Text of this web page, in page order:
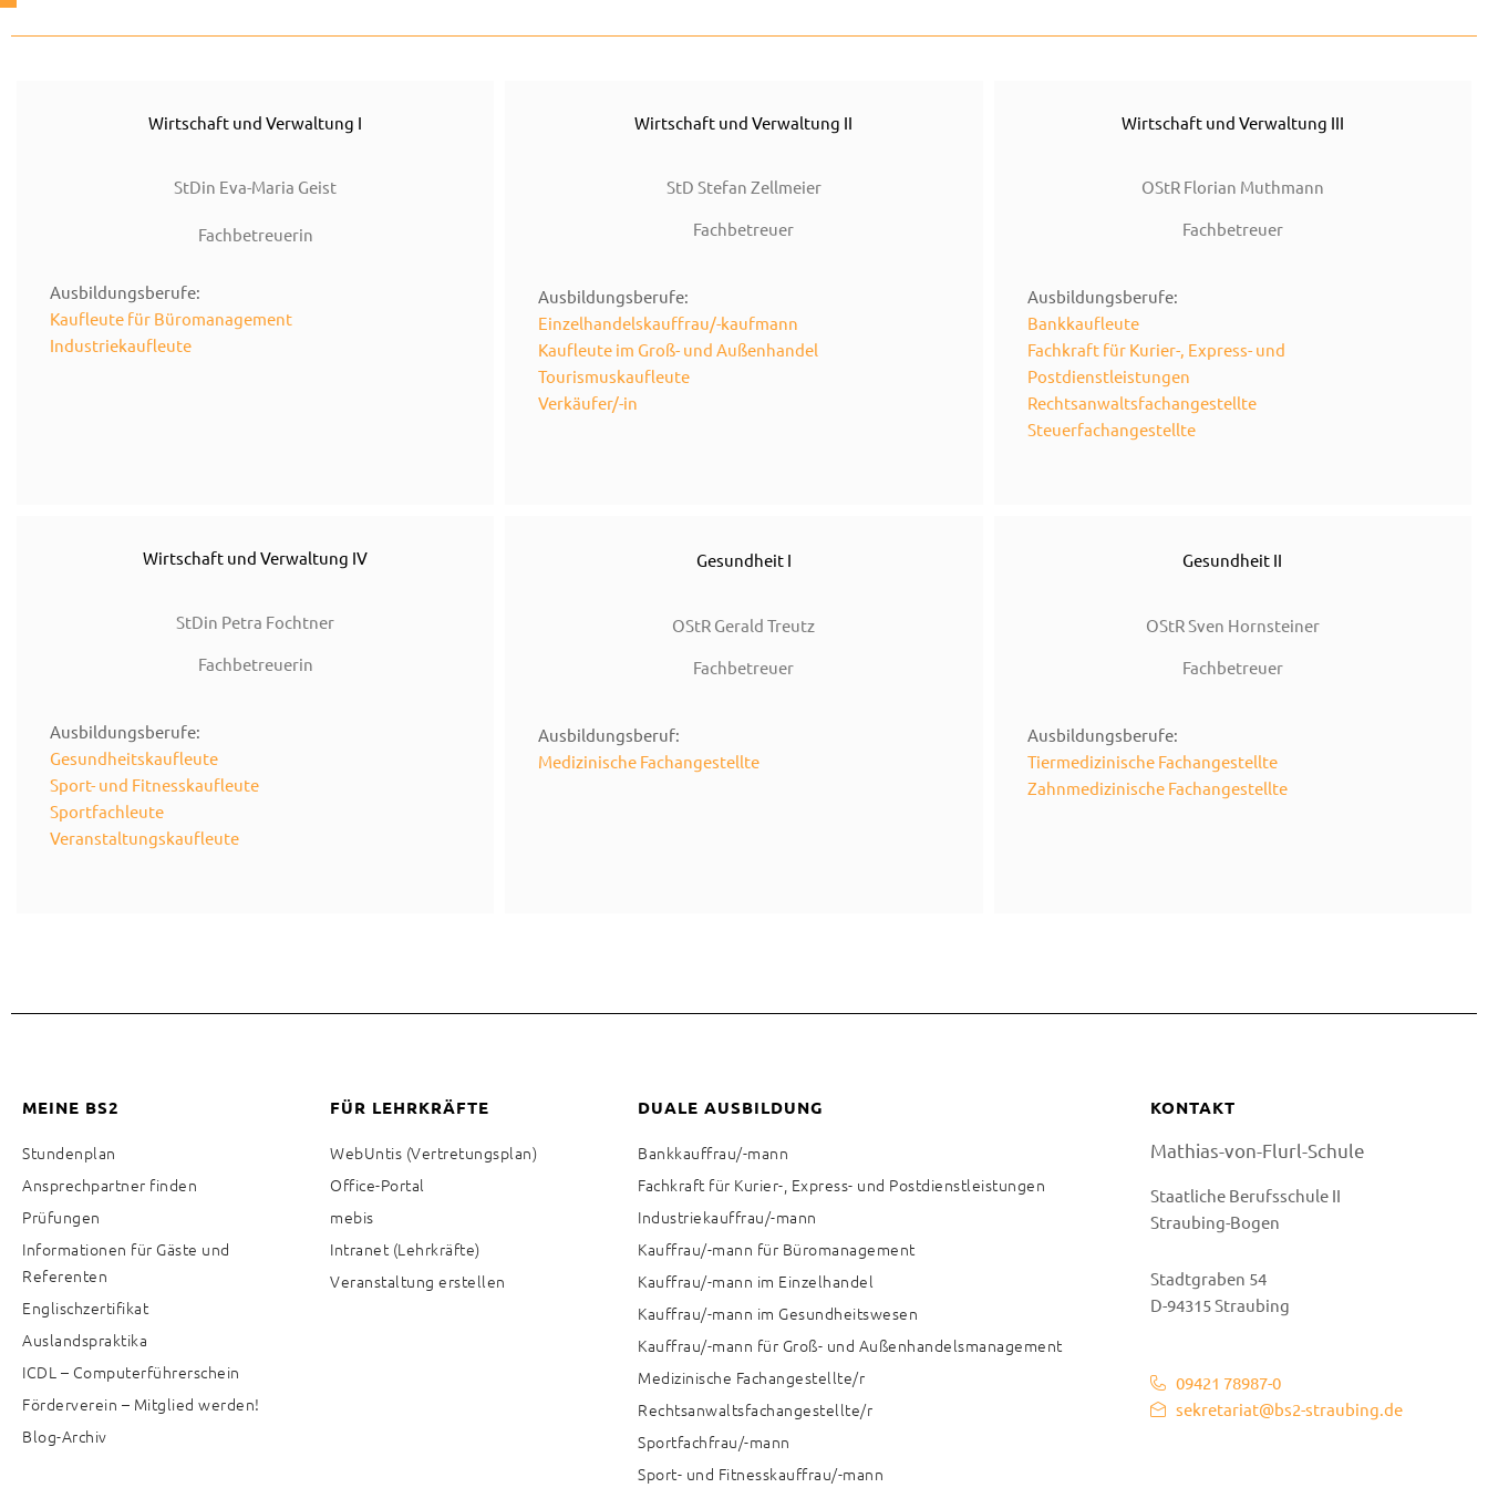
Wirtschaft und Verwaltung I
StDin Eva-Maria Geist
Fachbetreuerin
Ausbildungsberufe:
Kaufleute für Büromanagement
Industriekaufleute
Wirtschaft und Verwaltung II
StD Stefan Zellmeier
Fachbetreuer
Ausbildungsberufe:
Einzelhandelskauffrau/-kaufmann
Kaufleute im Groß- und Außenhandel
Tourismuskaufleute
Verkäufer/-in
Wirtschaft und Verwaltung III
OStR Florian Muthmann
Fachbetreuer
Ausbildungsberufe:
Bankkaufleute
Fachkraft für Kurier-, Express- und
Postdienstleistungen
Rechtsanwaltsfachangestellte
Steuerfachangestellte
Wirtschaft und Verwaltung IV
StDin Petra Fochtner
Fachbetreuerin
Ausbildungsberufe:
Gesundheitskaufleute
Sport- und Fitnesskaufleute
Sportfachleute
Veranstaltungskaufleute
Gesundheit I
OStR Gerald Treutz
Fachbetreuer
Ausbildungsberuf:
Medizinische Fachangestellte
Gesundheit II
OStR Sven Hornsteiner
Fachbetreuer
Ausbildungsberufe:
Tiermedizinische Fachangestellte
Zahnmedizinische Fachangestellte
MEINE BS2
Stundenplan
Ansprechpartner finden
Prüfungen
Informationen für Gäste und
Referenten
Englischzertifikat
Auslandspraktika
ICDL – Computerführerschein
Förderverein – Mitglied werden!
Blog-Archiv
FÜR LEHRKRÄFTE
WebUntis (Vertretungsplan)
Office-Portal
mebis
Intranet (Lehrkräfte)
Veranstaltung erstellen
DUALE AUSBILDUNG
Bankkauffrau/-mann
Fachkraft für Kurier-, Express- und Postdienstleistungen
Industriekauffrau/-mann
Kauffrau/-mann für Büromanagement
Kauffrau/-mann im Einzelhandel
Kauffrau/-mann im Gesundheitswesen
Kauffrau/-mann für Groß- und Außenhandelsmanagement
Medizinische Fachangestellte/r
Rechtsanwaltsfachangestellte/r
Sportfachfrau/-mann
Sport- und Fitnesskauffrau/-mann
KONTAKT
Mathias-von-Flurl-Schule
Staatliche Berufsschule II
Straubing-Bogen
Stadtgraben 54
D-94315 Straubing
09421 78987-0
sekretariat@bs2-straubing.de